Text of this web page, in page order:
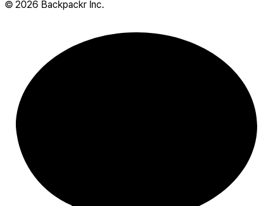
© 2026 Backpackr Inc.